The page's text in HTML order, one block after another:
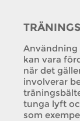
kan vara
när det
involverar
tunga lyft
som